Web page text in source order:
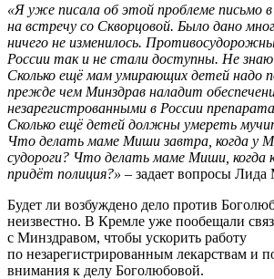
«Я уже писала об этой проблеме письмо
на встречу со Скворцовой. Было дано
ничего не изменилось.
России так и не стали доступны. Не
Сколько ещё мам умирающих детей надо
прежде чем Минздрав наладит
незарегистрованными в России
Сколько ещё детей должны умереть
Что делать маме Миши завтра, когда у
судороги? Что делать маме Миши, когда
придёт полиция?» – задает вопросы Лида
Будет ли возбуждено дело против
неизвестно. В Кремле уже пообещали
с Минздравом, чтобы ускорить работу
по незарегистрированным лекарствам и
внимания к делу Боголюбовой.